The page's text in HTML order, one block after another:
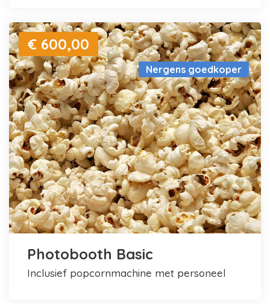
Nergens goedkoper
€ 600,00
Photobooth Basic
inclusief popcornmachine met personeel